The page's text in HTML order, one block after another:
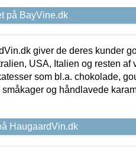
på BayVine.dk
giver de deres kunder
USA, Italien og resten af
som bl.a. chokolade,
småkager og håndlavede
HaugaardVin.dk